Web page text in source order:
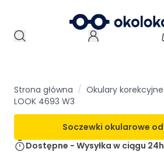
Strona główna / Okulary korekcyjne
LOOK 4693 W3
Soczewki okularowe od
Dostępne - Wysyłka w ciągu 24h